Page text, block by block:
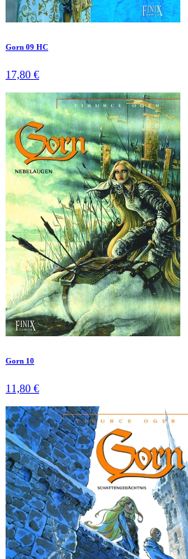
Gorn 09 HC
17,80 €
Gorn 10
11,80 €